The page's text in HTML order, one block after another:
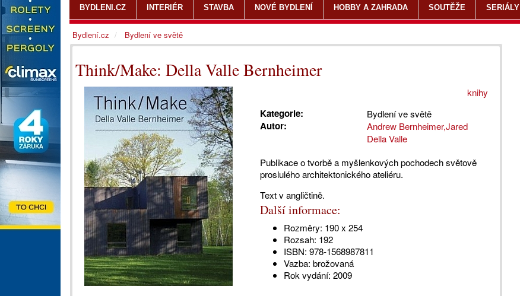
Think/Make: Della Valle Bernheimer
knihy
Kategorie: Bydlení ve světě
Autor:
Andrew Bernheimer,Jared
Della Valle
Publikace o tvorbě a myšlenkových pochodech světově
proslulého architektonického ateliéru.
Text v angličtině.
Další informace:
Rozměry: 190 x 254
Rozsah: 192
ISBN: 978-1568987811
Vazba: brožovaná
Rok vydání: 2009
BYDLENI.CZ INTERIÉR STAVBA NOVÉ BYDLENÍ HOBBY A ZAHRADA SOUTĚŽE SERIÁLY
Bydlení.cz Bydlení ve světě